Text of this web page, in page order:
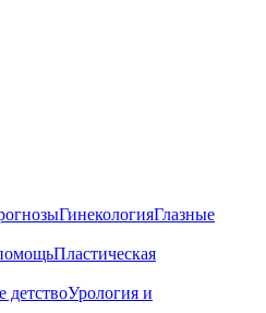
ГинекологияГлазные
Пластическая
детствоУрология и